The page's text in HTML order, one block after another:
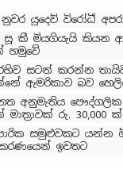
යුදෙව් විරෝධී
කී මියගියැයි කියන
හමුවේ
සටන් කරන්න
ඇමරිකාව බව
අනුමැතිය
රු. 30,000 ක්
සමුළුවකට
ඉවතට